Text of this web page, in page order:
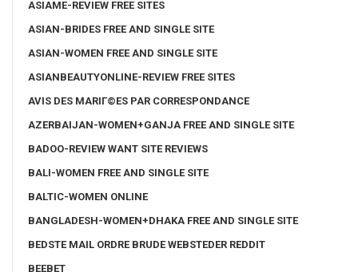
ASIAME-REVIEW FREE SITES
ASIAN-BRIDES FREE AND SINGLE SITE
ASIAN-WOMEN FREE AND SINGLE SITE
ASIANBEAUTYONLINE-REVIEW FREE SITES
AVIS DES MARIГ©ES PAR CORRESPONDANCE
AZERBAIJAN-WOMEN+GANJA FREE AND SINGLE SITE
BADOO-REVIEW WANT SITE REVIEWS
BALI-WOMEN FREE AND SINGLE SITE
BALTIC-WOMEN ONLINE
BANGLADESH-WOMEN+DHAKA FREE AND SINGLE SITE
BEDSTE MAIL ORDRE BRUDE WEBSTEDER REDDIT
BEEBET